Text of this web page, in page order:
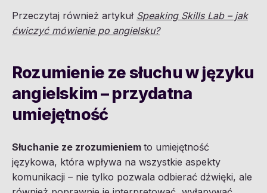
Przeczytaj również artykuł Speaking Skills Lab – jak
ćwiczyć mówienie po angielsku?
Rozumienie ze słuchu w języku
angielskim – przydatna
umiejętność
Słuchanie ze zrozumieniem to umiejętność
językowa, która wpływa na wszystkie aspekty
komunikacji – nie tylko pozwala odbierać dźwięki, ale